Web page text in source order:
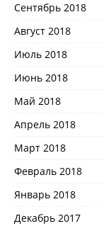
Сентябрь 2018
Август 2018
Июль 2018
Июнь 2018
Май 2018
Апрель 2018
Март 2018
Февраль 2018
Январь 2018
Декабрь 2017